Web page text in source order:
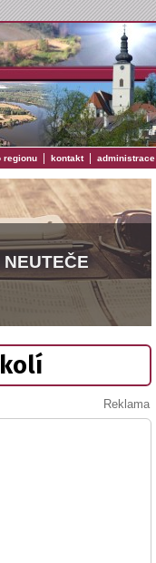
regionu | kontakt| administrace
Reklama